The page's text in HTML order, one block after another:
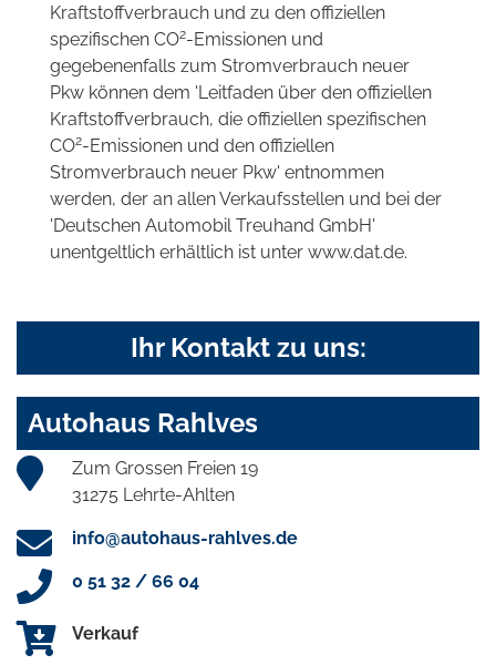
Kraftstoffverbrauch und zu den offiziellen
spezifischen CO2-Emissionen und
gegebenenfalls zum Stromverbrauch neuer
Pkw können dem 'Leitfaden über den offiziellen
Kraftstoffverbrauch, die offiziellen spezifischen
CO2-Emissionen und den offiziellen
Stromverbrauch neuer Pkw' entnommen
werden, der an allen Verkaufsstellen und bei der
'Deutschen Automobil Treuhand GmbH'
unentgeltlich erhältlich ist unter www.dat.de.
Ihr Kontakt zu uns:
Autohaus Rahlves
Zum Grossen Freien 19
31275 Lehrte-Ahlten
info@autohaus-rahlves.de
0 51 32 / 66 04
Verkauf